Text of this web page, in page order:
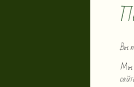
Вы
Мы